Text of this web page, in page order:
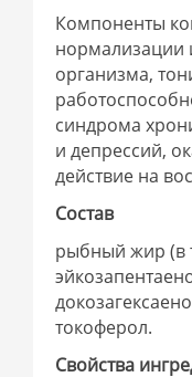
Компоненты
нормализации
организма,
синдрома
и депрессий,
действие на
Состав
рыбный жир (в
токоферол.
Свойства